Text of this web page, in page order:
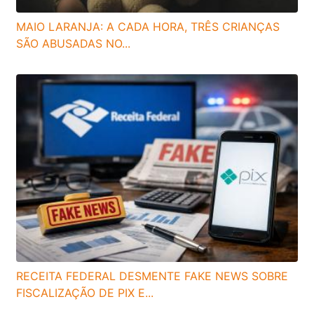
MAIO LARANJA: A CADA HORA, TRÊS CRIANÇAS
SÃO ABUSADAS NO...
RECEITA FEDERAL DESMENTE FAKE NEWS SOBRE
FISCALIZAÇÃO DE PIX E...